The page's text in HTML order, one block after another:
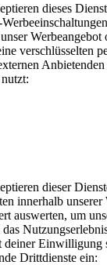
dieses
verschlüsselten
dieser
innerhalb unserer
auswerten, um
deiner Einwilligung
Drittdienste ein: